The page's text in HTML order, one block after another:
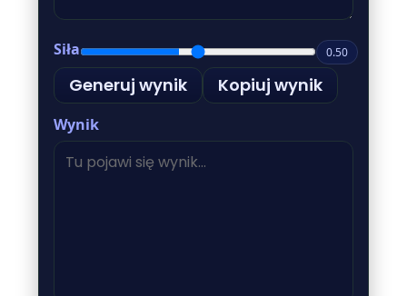
Siła 0.50
Generuj wynik Kopiuj wynik
Wynik